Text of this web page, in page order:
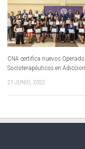
CNA certifica nuevos
Socioterapéuticos en
21 JUNIO, 2022